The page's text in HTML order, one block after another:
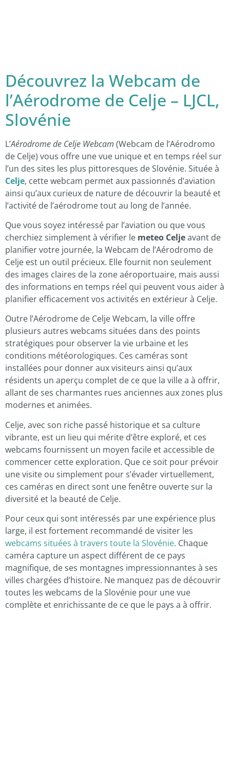
Découvrez la Webcam de
l’Aérodrome de Celje – LJCL,
Slovénie
L’Aérodrome de Celje Webcam (Webcam de l’Aérodromo
de Celje) vous offre une vue unique et en temps réel sur
l’un des sites les plus pittoresques de Slovénie. Située à
Celje, cette webcam permet aux passionnés d’aviation
ainsi qu’aux curieux de nature de découvrir la beauté et
l’activité de l’aérodrome tout au long de l’année.
Que vous soyez intéressé par l’aviation ou que vous
cherchiez simplement à vérifier le meteo Celjeavant de
planifier votre journée, la Webcam de l’Aérodromo de
Celje est un outil précieux. Elle fournit non seulement
des images claires de la zone aéroportuaire, mais aussi
des informations en temps réel qui peuvent vous aider à
planifier efficacement vos activités en extérieur à Celje.
Outre l’Aérodrome de Celje Webcam, la ville offre
plusieurs autres webcams situées dans des points
stratégiques pour observer la vie urbaine et les
conditions météorologiques. Ces caméras sont
installées pour donner aux visiteurs ainsi qu’aux
résidents un aperçu complet de ce que la ville a à offrir,
allant de ses charmantes rues anciennes aux zones plus
modernes et animées.
Celje, avec son riche passé historique et sa culture
vibrante, est un lieu qui mérite d’être exploré, et ces
webcams fournissent un moyen facile et accessible de
commencer cette exploration. Que ce soit pour prévoir
une visite ou simplement pour s’évader virtuellement,
ces caméras en direct sont une fenêtre ouverte sur la
diversité et la beauté de Celje.
Pour ceux qui sont intéressés par une expérience plus
large, il est fortement recommandé de visiter les
webcams situées à travers toute la Slovénie. Chaque
caméra capture un aspect différent de ce pays
magnifique, de ses montagnes impressionnantes à ses
villes chargées d’histoire. Ne manquez pas de découvrir
toutes les webcams de la Slovénie pour une vue
complète et enrichissante de ce que le pays a à offrir.